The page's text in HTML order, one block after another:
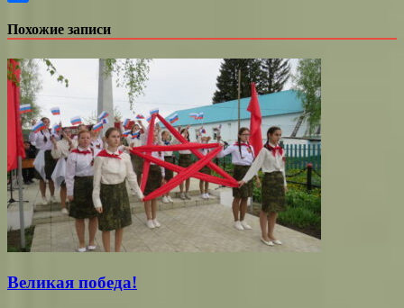
Похожие записи
Великая победа!